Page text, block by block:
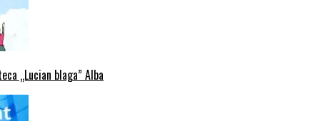
„Lucian blaga” Alba